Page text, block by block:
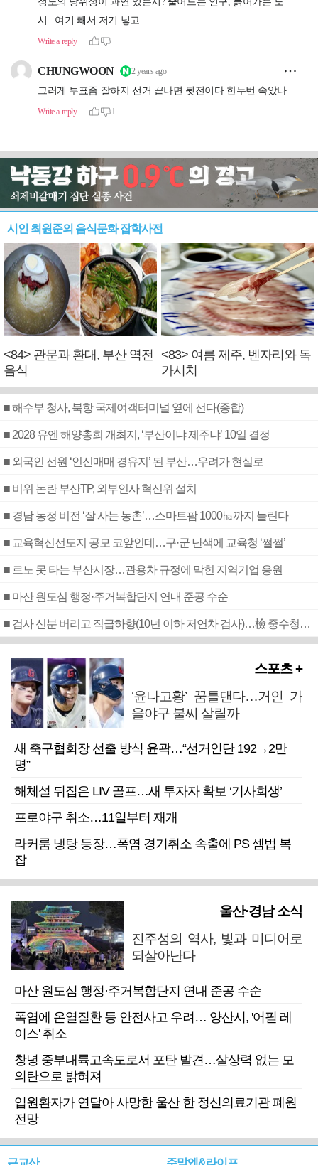
시인 최원준의 음식문화 잡학사전
<84> 관문과 환대, 부산 역전
음식
<83> 여름 제주, 벤자리와 독
가시치
■ 해수부 청사, 북항 국제여객터미널 옆에 선다(종합)
■ 2028 유엔 해양총회 개최지, ‘부산이냐 제주냐’ 10일 결정
■ 외국인 선원 ‘인신매매 경유지’ 된 부산…우려가 현실로
■ 비위 논란 부산TP, 외부인사 혁신위 설치
■ 경남 농정 비전 ‘잘 사는 농촌’…스마트팜 1000㏊까지 늘린다
■ 교육혁신선도지 공모 코앞인데…구·군 난색에 교육청 ‘쩔쩔’
■ 르노 못 타는 부산시장…관용차 규정에 막힌 지역기업 응원
■ 마산 원도심 행정·주거복합단지 연내 준공 수순
■ 검사 신분 버리고 직급하향(10년 이하 저연차 검사)…檢 중수청행 기피
스포츠 +
‘윤나고황’ 꿈틀댄다…거인 가
을야구 불씨 살릴까
새 축구협회장 선출 방식 윤곽…“선거인단 192→2만
명”
해체설 뒤집은 LIV 골프…새 투자자 확보 ‘기사회생’
프로야구 취소…11일부터 재개
라커룸 냉탕 등장…폭염 경기취소 속출에 PS 셈법 복
잡
울산·경남 소식
진주성의 역사, 빛과 미디어로
되살아난다
마산 원도심 행정·주거복합단지 연내 준공 수순
폭염에 온열질환 등 안전사고 우려… 양산시, '어필 레
이스' 취소
창녕 중부내륙고속도로서 포탄 발견…살상력 없는 모
의탄으로 밝혀져
입원환자가 연달아 사망한 울산 한 정신의료기관 폐원
전망